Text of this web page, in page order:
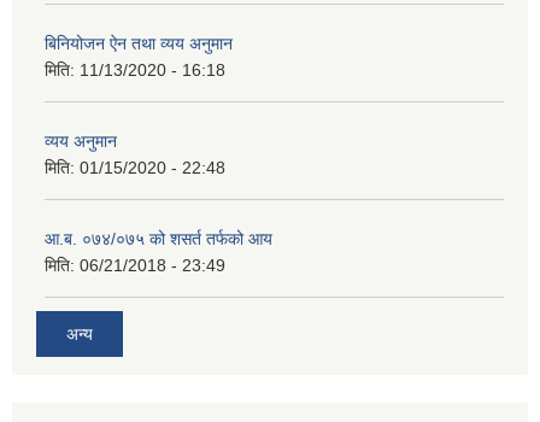
बिनियोजन ऐन तथा व्यय अनुमान
मिति: 11/13/2020 - 16:18
व्यय अनुमान
मिति: 01/15/2020 - 22:48
आ.ब. ०७४/०७५ को शसर्त तर्फको आय
मिति: 06/21/2018 - 23:49
अन्य